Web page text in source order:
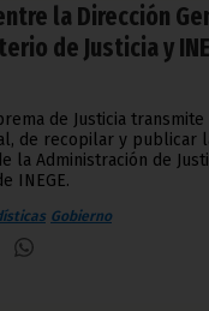
la Dirección
de Justicia y
de Justicia
de recopilar y publicar
la Administración de
INEGE.
Gobierno